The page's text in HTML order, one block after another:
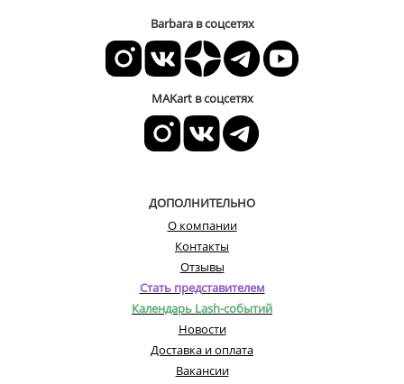
Barbara в соцсетях
MAKart в соцсетях
ДОПОЛНИТЕЛЬНО
О компании
Контакты
Отзывы
Стать представителем
Календарь Lash-событий
Новости
Доставка и оплата
Вакансии